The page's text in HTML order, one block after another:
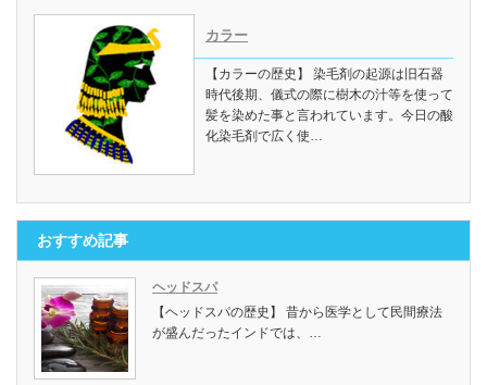
カラー
【カラーの歴史】 染毛剤の起源は旧石器
時代後期、儀式の際に樹木の汁等を使って
髪を染めた事と言われています。今日の酸
化染毛剤で広く使…
おすすめ記事
ヘッドスパ
【ヘッドスパの歴史】 昔から医学として民間療法
が盛んだったインドでは、…